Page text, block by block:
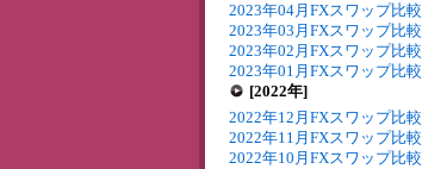
2023年04月FXスワップ比較
2023年03月FXスワップ比較
2023年02月FXスワップ比較
2023年01月FXスワップ比較
[2022年]
2022年12月FXスワップ比較
2022年11月FXスワップ比較
2022年10月FXスワップ比較